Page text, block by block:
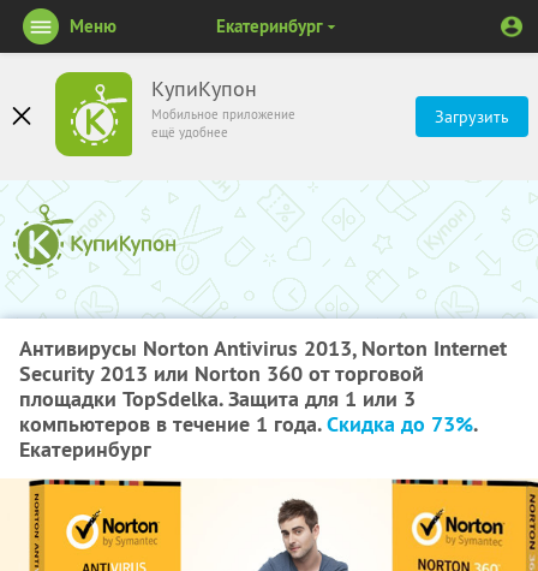
КупиКупон
Мобильное приложение
ещё удобнее
Загрузить
Меню Екатеринбург
Антивирусы Norton Antivirus 2013, Norton Internet
Security 2013 или Norton 360 от торговой
площадки TopSdelka. Защита для 1 или 3
компьютеров в течение 1 года.Скидка до 73%.
Екатеринбург